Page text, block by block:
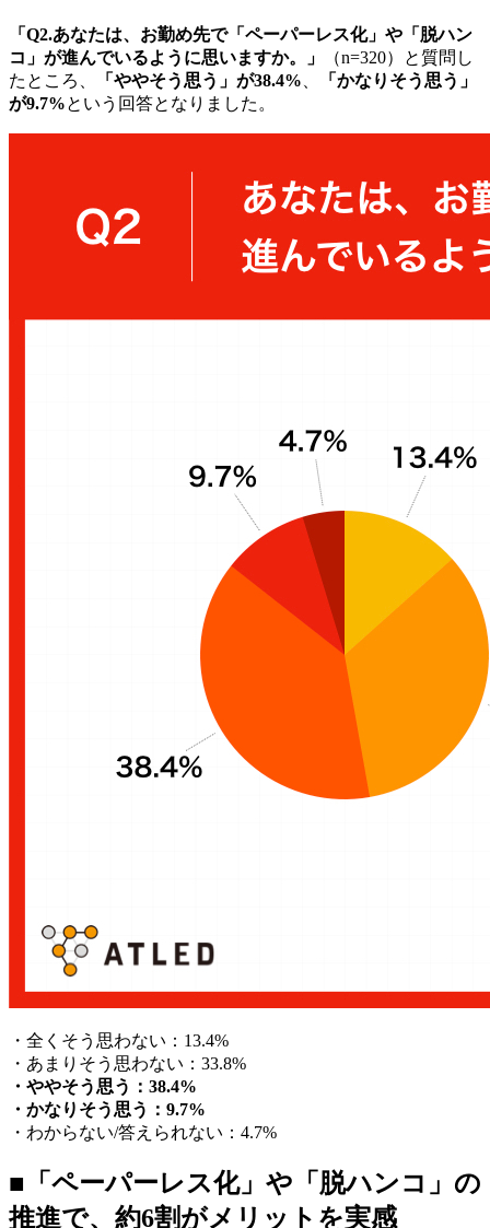
「Q2.あなたは、お勤め先で「ペーパーレス化」や「脱ハン
コ」が進んでいるように思いますか。」
（n=320）と質問し
たところ、
「ややそう思う」が38.4%
「かなりそう思う」
が9.7%という回答となりました。
・全くそう思わない：13.4%
・あまりそう思わない：33.8%
・ややそう思う：38.4%
・かなりそう思う：9.7%
・わからない/答えられない：4.7%
■「ペーパーレス化」や「脱ハンコ」の
推進で、約6割がメリットを実感